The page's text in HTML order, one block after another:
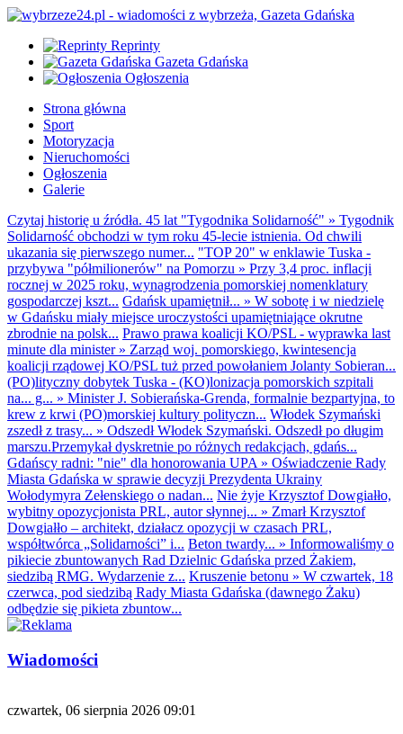
Reprinty
Gazeta Gdańska
Ogłoszenia
Strona główna
Sport
Motoryzacja
Nieruchomości
Ogłoszenia
Galerie
Czytaj historię u źródła. 45 lat "Tygodnika Solidarność" » Tygodnik
Solidarność obchodzi w tym roku 45-lecie istnienia. Od chwili
ukazania się pierwszego numer... "TOP 20" w enklawie Tuska -
przybywa "półmilionerów" na Pomorzu » Przy 3,4 proc. inflacji
rocznej w 2025 roku, wynagrodzenia pomorskiej nomenklatury
gospodarczej kszt... Gdańsk upamiętnił... » W sobotę i w niedzielę
w Gdańsku miały miejsce uroczystości upamiętniające okrutne
zbrodnie na polsk... Prawo prawa koalicji KO/PSL - wyprawka last
minute dla minister» Zarząd woj. pomorskiego, kwintesencja
koalicji rządowej KO/PSL tuż przed powołaniem Jolanty Sobieran...
(PO)lityczny dobytek Tuska - (KO)lonizacja pomorskich szpitali
na... g... » Minister J. Sobierańska-Grenda, formalnie bezpartyjna, to
krew z krwi (PO)morskiej kultury polityczn... Włodek Szymański
zszedł z trasy... » Odszedł Włodek Szymański. Odszedł po długim
marszu.Przemykał dyskretnie po różnych redakcjach, gdańs...
Gdańscy radni: "nie" dla honorowania UPA » Oświadczenie Rady
Miasta Gdańska w sprawie decyzji Prezydenta Ukrainy
Wołodymyra Zełenskiego o nadan... Nie żyje Krzysztof Dowgiałło,
wybitny opozycjonista PRL, autor słynnej... » Zmarł Krzysztof
Dowgiałło – architekt, działacz opozycji w czasach PRL,
współtwórca „Solidarności” i... Beton twardy... » Informowaliśmy o
pikiecie zbuntowanych Rad Dzielnic Gdańska przed Żakiem,
siedzibą RMG. Wydarzenie z... Kruszenie betonu » W czwartek, 18
czerwca, pod siedzibą Rady Miasta Gdańska (dawnego Żaku)
odbędzie się pikieta zbuntow...
Wiadomości
czwartek, 06 sierpnia 2026 09:01